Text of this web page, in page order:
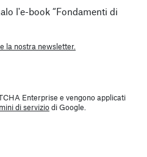
l'e-book “Fondamenti di
la nostra newsletter.
Enterprise e vengono applicati
di serviziodi Google.